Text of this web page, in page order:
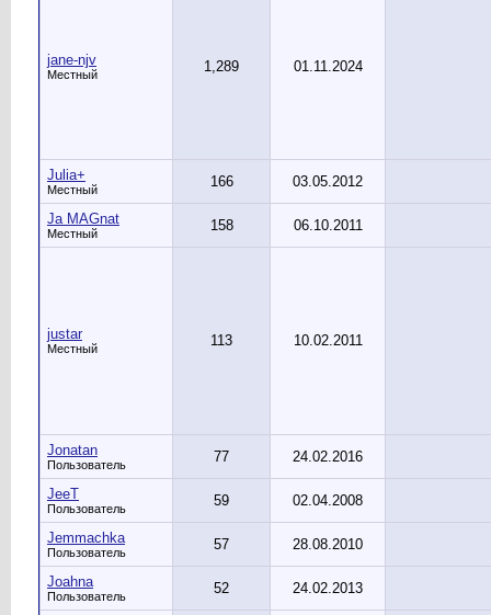
jane-njv
Местный 1,289 01.11.2024
Julia+
Местный 166 03.05.2012
Ja MAGnat
Местный 158 06.10.2011
justar
Местный 113 10.02.2011
Jonatan
Пользователь 77 24.02.2016
JeeT
Пользователь 59 02.04.2008
Jemmachka
Пользователь 57 28.08.2010
Joahna
Пользователь 52 24.02.2013